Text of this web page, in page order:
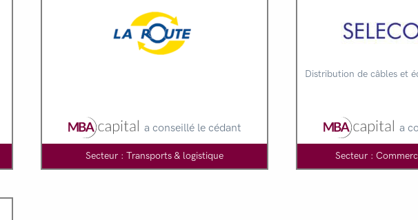
a conseillé le cédant
Secteur : Transports & logistique
Distribution de câbles et
a
Secteur :